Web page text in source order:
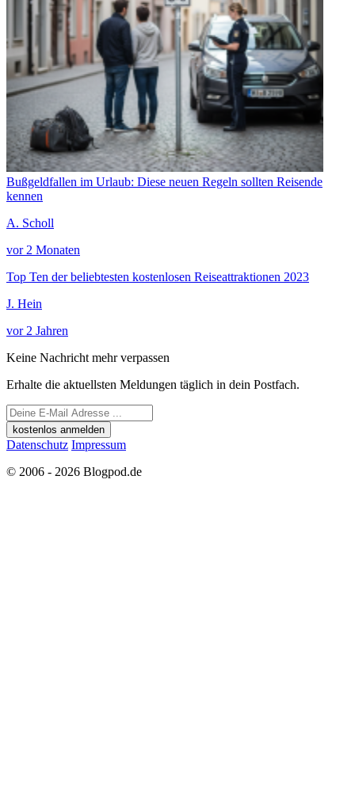
Bußgeldfallen im Urlaub: Diese neuen Regeln sollten Reisende
kennen
A. Scholl
vor 2 Monaten
Top Ten der beliebtesten kostenlosen Reiseattraktionen 2023
J. Hein
vor 2 Jahren
Keine Nachricht mehr verpassen
Erhalte die aktuellsten Meldungen täglich in dein Postfach.
kostenlos anmelden
Datenschutz Impressum
© 2006 - 2026 Blogpod.de